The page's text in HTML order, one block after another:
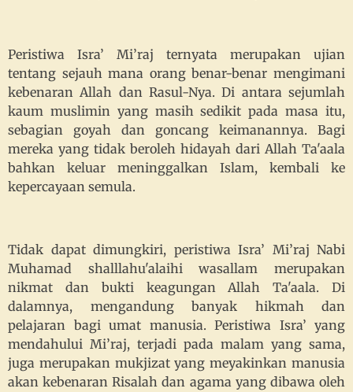
Peristiwa Isra’ Mi’raj ternyata merupakan ujian
tentang sejauh mana orang benar-benar mengimani
kebenaran Allah dan Rasul-Nya. Di antara sejumlah
kaum muslimin yang masih sedikit pada masa itu,
sebagian goyah dan goncang keimanannya. Bagi
mereka yang tidak beroleh hidayah dari Allah Ta'aala
bahkan keluar meninggalkan Islam, kembali ke
kepercayaan semula.
Tidak dapat dimungkiri, peristiwa Isra’ Mi’raj Nabi
Muhamad shalllahu'alaihi wasallam merupakan
nikmat dan bukti keagungan Allah Ta'aala. Di
dalamnya, mengandung banyak hikmah dan
pelajaran bagi umat manusia. Peristiwa Isra’ yang
mendahului Mi’raj, terjadi pada malam yang sama,
juga merupakan mukjizat yang meyakinkan manusia
akan kebenaran Risalah dan agama yang dibawa oleh